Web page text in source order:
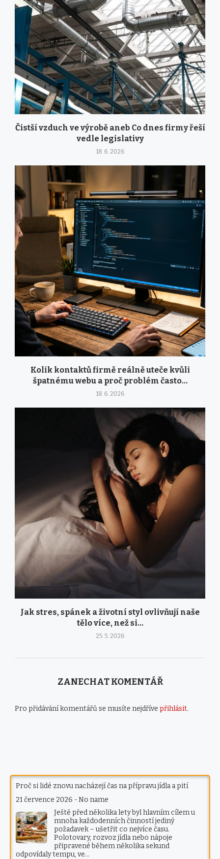
Čistší vzduch ve výrobě aneb Co dnes firmy řeší
vedle legislativy
18. 6. 2026
Kolik kontaktů firmě reálně uteče kvůli
špatnému webu a proč problém často...
18. 6. 2026
Jak stres, spánek a životní styl ovlivňují naše
tělo více, než si...
25. 5. 2026
ZANECHAT KOMENTÁŘ
Pro přidávání komentářů se musíte nejdříve přihlásit.
Proč si lidé znovu nacházejí čas na přípravu jídla a pití
21 července 2026 -No name
Ještě před několika lety byl hlavním cílem u
mnoha každodenních činností jediný
požadavek – ušetřit co nejvíce času.
Polotovary, rozvoz jídla nebo nápoje
připravené během několika sekund
odpovídaly tempu, ve…